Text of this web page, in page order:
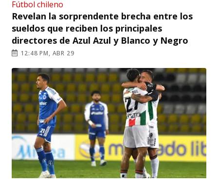
Fútbol chileno
Revelan la sorprendente brecha entre los
sueldos que reciben los principales
directores de Azul Azul y Blanco y Negro
12:48 PM, ABR 29